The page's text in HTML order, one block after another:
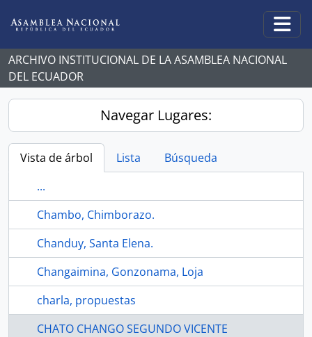
ARCHIVO INSTITUCIONAL DE LA ASAMBLEA NACIONAL
DEL ECUADOR
Navegar Lugares:
Vista de árbol Lista
Búsqueda
...
Chambo, Chimborazo.
Chanduy, Santa Elena.
Changaimina, Gonzonama, Loja
charla, propuestas
CHATO CHANGO SEGUNDO VICENTE